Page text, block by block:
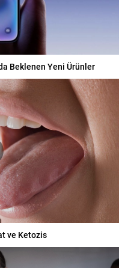
Beklenen Yeni Ürünler
ve Ketozis